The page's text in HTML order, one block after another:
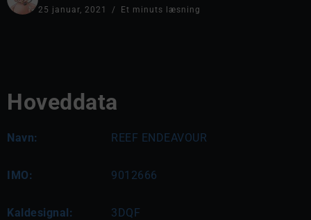
25 januar, 2021 Et minuts læsning
Hoveddata
Navn: REEF ENDEAVOUR
IMO: 9012666
Kaldesignal: 3DQF